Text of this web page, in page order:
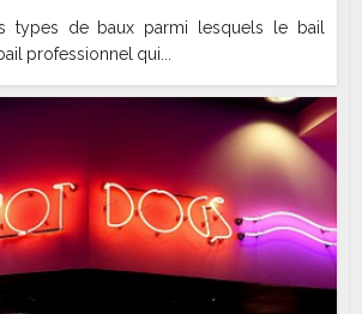
types de baux parmi lesquels le bail
professionnel qui...